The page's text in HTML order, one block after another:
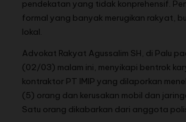
pendekatan yang tidak konprehensif.
formal yang banyak merugikan rakyat,
lokal.
Advokat Rakyat Agussalim SH, di Palu
(02/03) malam ini, menyikapi bentrok
kontraktor PT IMIP yang dilaporkan
(5) orang dan kerusakan mobil dan
Satu orang dikabarkan dari anggota